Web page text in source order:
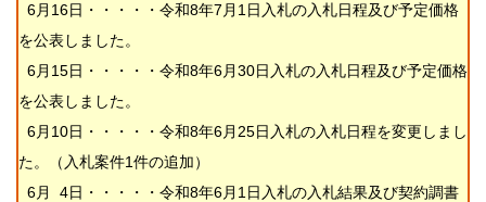
6月16日・・・・・令和8年7月1日入札の入札日程及び予定価格
を公表しました。
6月15日 ・・・・・令和8年6月30日入札の入札日程及び予定価格
を公表しました。
6月10日・・・・・令和8年6月25日入札の入札日程を変更 しまし
た。（入札案件1件の追加）
6月 4日・・・・・令和8年6月1日入札の入札結果及び契約調書